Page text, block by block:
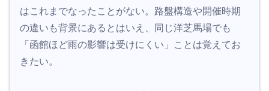
はこれまでなったことがない。路盤構造や開催時期
の違いも背景にあるとはいえ、同じ洋芝馬場でも
「函館ほど雨の影響は受けにくい」ことは覚えてお
きたい。